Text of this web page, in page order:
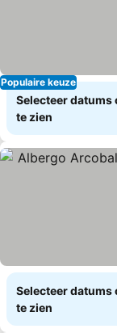
Populaire keuze
Selecteer datums
te zien
Selecteer datums
te zien